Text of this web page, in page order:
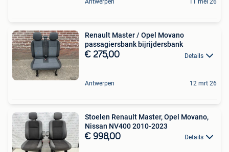
Antwerpen 11 mei 26
Renault Master / Opel Movano
passagiersbank bijrijdersbank
€ 275,00 Details
Antwerpen 12 mrt 26
Stoelen Renault Master, Opel Movano,
Nissan NV400 2010-2023
€ 998,00 Details